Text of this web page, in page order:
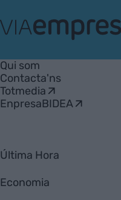
Empresa
Qui som
Contacta'ns
Totmedia
EnpresaBIDEA
Última Hora
Economia